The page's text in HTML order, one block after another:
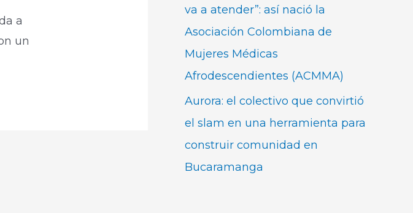
a
un
va a atender”: así nació la
Asociación Colombiana de
Mujeres Médicas
Afrodescendientes (ACMMA)
Aurora: el colectivo que convirtió
el slam en una herramienta para
construir comunidad en
Bucaramanga